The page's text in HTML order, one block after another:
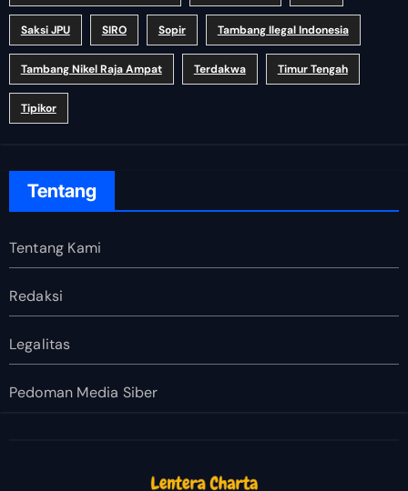
Saksi JPU SIRO Sopir Tambang Ilegal Indonesia
Tambang Nikel Raja Ampat Terdakwa Timur Tengah
Tipikor
Tentang
Tentang Kami
Redaksi
Legalitas
Pedoman Media Siber